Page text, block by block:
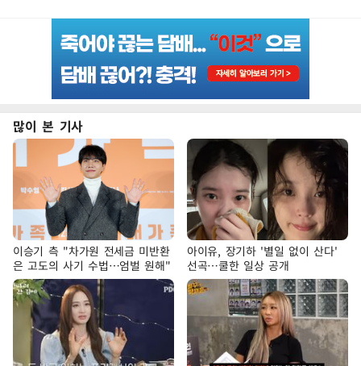
많이 본 기사
이승기 측 "차가원 전세금 미반환
은 고도의 사기 수법…엄벌 원해"
아이유, 장기하 '별일 없이 산다'
선곡…쿨한 일상 공개